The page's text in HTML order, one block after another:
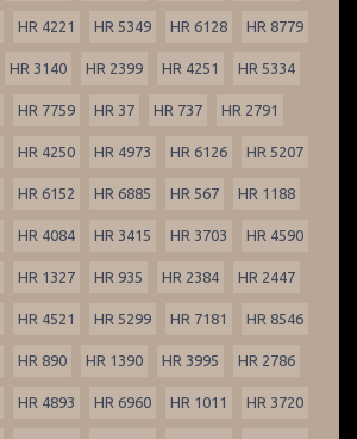
HR 4221 HR 5349 HR 6128 HR 8779
HR 3140 HR 2399 HR 4251 HR 5334
HR 7759 HR 37 HR 737 HR 2791
HR 4250 HR 4973 HR 6126 HR 5207
HR 6152 HR 6885 HR 567 HR 1188
HR 4084 HR 3415 HR 3703 HR 4590
HR 1327 HR 935 HR 2384 HR 2447
HR 4521 HR 5299 HR 7181 HR 8546
HR 890 HR 1390 HR 3995 HR 2786
HR 4893 HR 6960 HR 1011 HR 3720